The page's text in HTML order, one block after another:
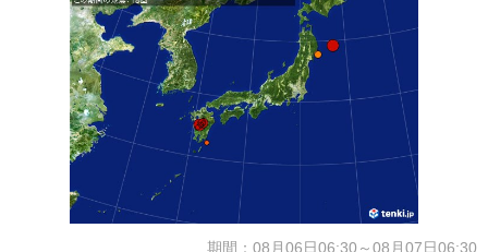
期間：08月06日06:30～08月07日06:30